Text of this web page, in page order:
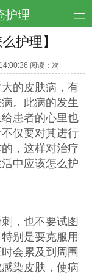
护理
护理】
阅读： 次
的皮肤病，有
。此病的发生
患者的心里也
仅要对其进行
，这样对治疗
中应该怎么护
，也不要试图
别是要克服用
会累及到周围
染皮肤，使病